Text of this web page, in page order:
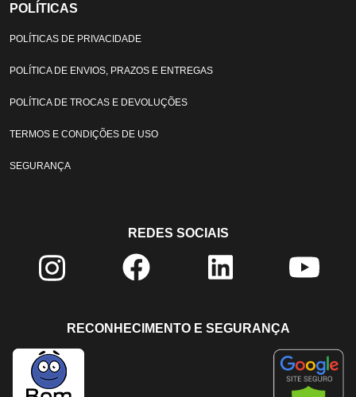
POLÍTICAS
POLÍTICAS DE PRIVACIDADE
POLÍTICA DE ENVIOS, PRAZOS E ENTREGAS
POLÍTICA DE TROCAS E DEVOLUÇÕES
TERMOS E CONDIÇÕES DE USO
SEGURANÇA
REDES SOCIAIS
RECONHECIMENTO E SEGURANÇA